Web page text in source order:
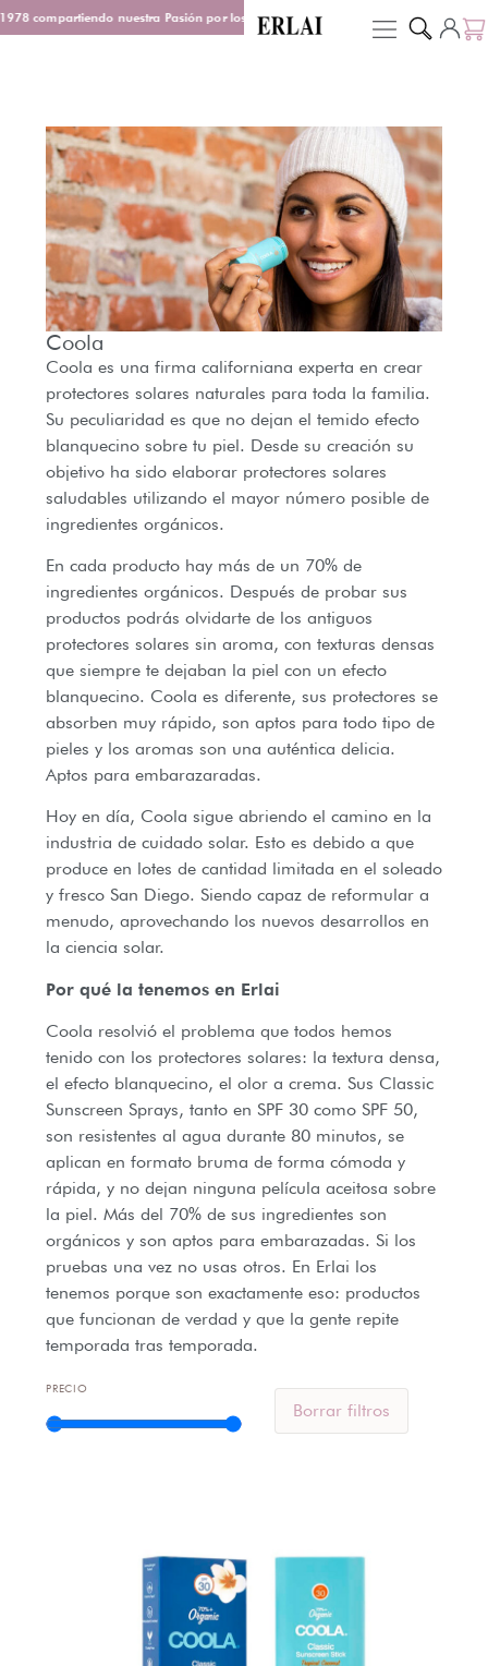
compartiendo nuestra Pasión por los Perfumes Entrega en 48/72 h
Coola
Coola es una firma californiana experta en crear
protectores solares naturales para toda la familia.
Su peculiaridad es que no dejan el temido efecto
blanquecino sobre tu piel. Desde su creación su
objetivo ha sido elaborar protectores solares
saludables utilizando el mayor número posible de
ingredientes orgánicos.
En cada producto hay más de un 70% de
ingredientes orgánicos. Después de probar sus
productos podrás olvidarte de los antiguos
protectores solares sin aroma, con texturas densas
que siempre te dejaban la piel con un efecto
blanquecino. Coola es diferente, sus protectores se
absorben muy rápido, son aptos para todo tipo de
pieles y los aromas son una auténtica delicia.
Aptos para embarazaradas.
Hoy en día, Coola sigue abriendo el camino en la
industria de cuidado solar. Esto es debido a que
produce en lotes de cantidad limitada en el soleado
y fresco San Diego. Siendo capaz de reformular a
menudo, aprovechando los nuevos desarrollos en
la ciencia solar.
Por qué la tenemos en Erlai
Coola resolvió el problema que todos hemos
tenido con los protectores solares: la textura densa,
el efecto blanquecino, el olor a crema. Sus Classic
Sunscreen Sprays, tanto en SPF 30 como SPF 50,
son resistentes al agua durante 80 minutos, se
aplican en formato bruma de forma cómoda y
rápida, y no dejan ninguna película aceitosa sobre
la piel. Más del 70% de sus ingredientes son
orgánicos y son aptos para embarazadas. Si los
pruebas una vez no usas otros. En Erlai los
tenemos porque son exactamente eso: productos
que funcionan de verdad y que la gente repite
temporada tras temporada.
PRECIO
Borrar filtros